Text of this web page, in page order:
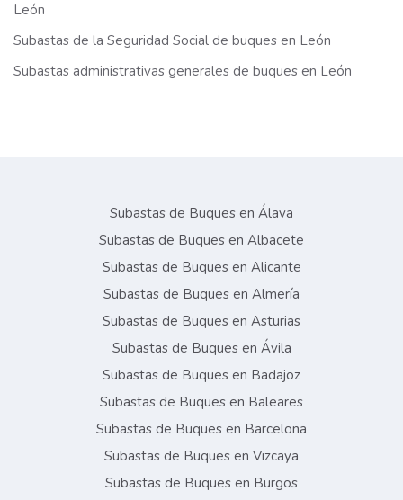
León
Subastas de la Seguridad Social de buques en León
Subastas administrativas generales de buques en León
Subastas de Buques en Álava
Subastas de Buques en Albacete
Subastas de Buques en Alicante
Subastas de Buques en Almería
Subastas de Buques en Asturias
Subastas de Buques en Ávila
Subastas de Buques en Badajoz
Subastas de Buques en Baleares
Subastas de Buques en Barcelona
Subastas de Buques en Vizcaya
Subastas de Buques en Burgos